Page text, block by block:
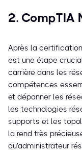
2. CompTIA
Après la
est une étape
carrière dans les
compétences
et dépanner les
les technologies
supports et les
la rend très
qu'administrateur